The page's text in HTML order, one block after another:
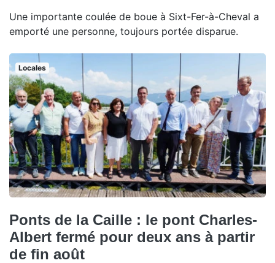
Une importante coulée de boue à Sixt-Fer-à-Cheval a
emporté une personne, toujours portée disparue.
Locales
Ponts de la Caille : le pont Charles-
Albert fermé pour deux ans à partir
de fin août